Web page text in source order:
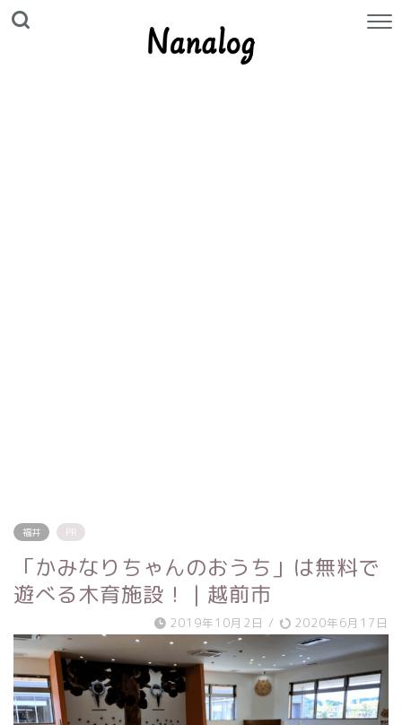
福井 PR
「かみなりちゃんのおうち」は無料で
遊べる木育施設！｜越前市
2019年10月2日 / 2020年6月17日